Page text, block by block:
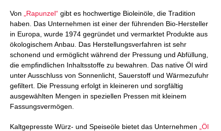
Von „Rapunzel“ gibt es hochwertige Bioleinöle, die Tradition
haben. Das Unternehmen ist einer der führenden Bio-Hersteller
in Europa, wurde 1974 gegründet und vermarktet Produkte aus
ökologischem Anbau. Das Herstellungsverfahren ist sehr
schonend und ermöglicht während der Pressung und Abfüllung,
die empfindlichen Inhaltsstoffe zu bewahren. Das native Öl wird
unter Ausschluss von Sonnenlicht, Sauerstoff und Wärmezufuhr
gefiltert. Die Pressung erfolgt in kleineren und sorgfältig
ausgewählten Mengen in speziellen Pressen mit kleinem
Fassungsvermögen.
Kaltgepresste Würz- und Speiseöle bietet das Unternehmen
„Öl